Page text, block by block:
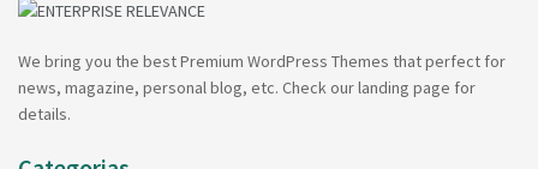
We bring you the best Premium WordPress Themes that perfect for
news, magazine, personal blog, etc. Check our landing page for
details.